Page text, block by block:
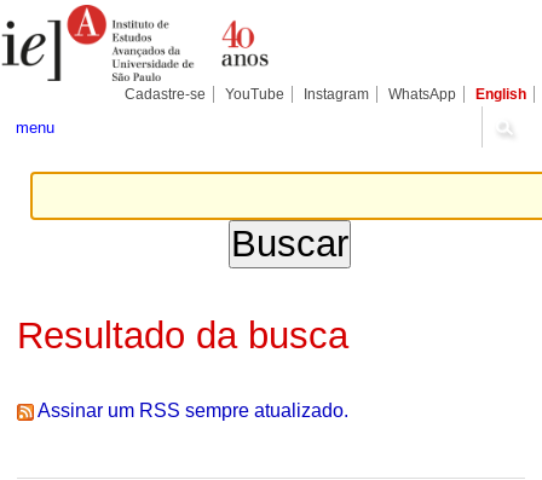
para
conteúdo.
Pessoais
Cadastre-se YouTube Instagram WhatsApp English
menu
Resultado da busca
Assinar um RSS sempre atualizado.